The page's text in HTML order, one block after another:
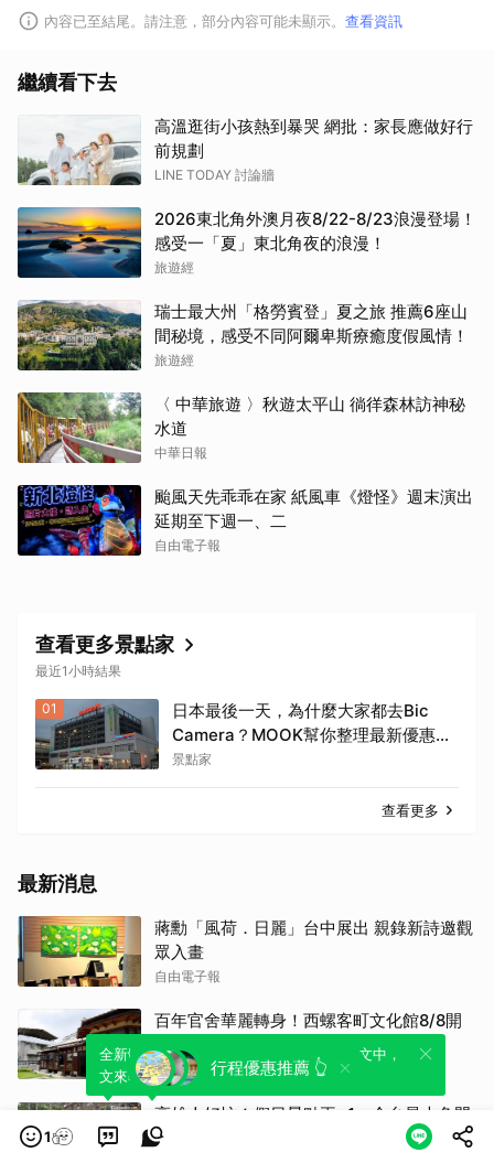
內容已至結尾。請注意，部分內容可能未顯示。 查看資訊
繼續看下去
高溫逛街小孩熱到暴哭 網批：家長應做好行
前規劃
LINE TODAY 討論牆
2026東北角外澳月夜8/22-8/23浪漫登場！
感受一「夏」東北角夜的浪漫！
旅遊經
瑞士最大州「格勞賓登」夏之旅 推薦6座山
間秘境，感受不同阿爾卑斯療癒度假風情！
旅遊經
〈 中華旅遊 〉秋遊太平山 徜徉森林訪神秘
水道
中華日報
颱風天先乖乖在家 紙風車《燈怪》週末演出
延期至下週一、二
自由電子報
查看更多景點家
最近1小時結果
01
日本最後一天，為什麼大家都去Bic
Camera？MOOK幫你整理最新優惠
券，行前趕快存手機，結帳直接用，最
景點家
查看更多
最新消息
蔣勳「風荷．日麗」台中展出 親錄新詩邀觀
眾入畫
自由電子報
百年官舍華麗轉身！西螺客町文化館8/8開
觀傳媒
高雄人好忙！假日景點再+1 全台最大免門
票親子樂園開幕
行程優惠推薦 👆
1
全新體驗！一鍵引用此內容，透過發布貼
文來輕鬆表達個人立場。
可以轉發或引用此內容至自己的貼文中，
來發表您的評論或觀點。